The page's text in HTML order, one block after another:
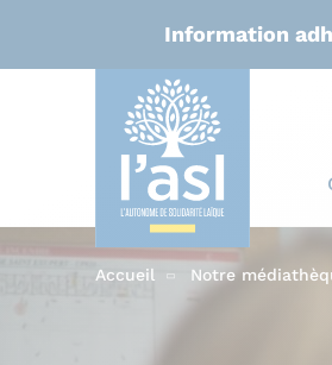
Information
Accueil Notre